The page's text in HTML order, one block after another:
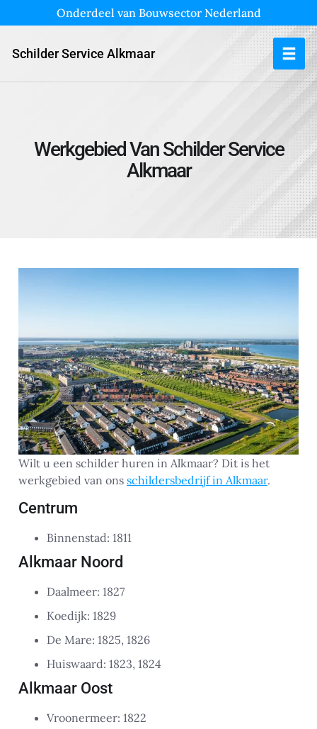
Onderdeel van Bouwsector Nederland
Schilder Service Alkmaar
Werkgebied Van Schilder Service
Alkmaar
Wilt u een schilder huren in Alkmaar? Dit is het
werkgebied van ons schildersbedrijf in Alkmaar.
Centrum
Binnenstad: 1811
Alkmaar Noord
Daalmeer: 1827
Koedijk: 1829
De Mare: 1825, 1826
Huiswaard: 1823, 1824
Alkmaar Oost
Vroonermeer: 1822